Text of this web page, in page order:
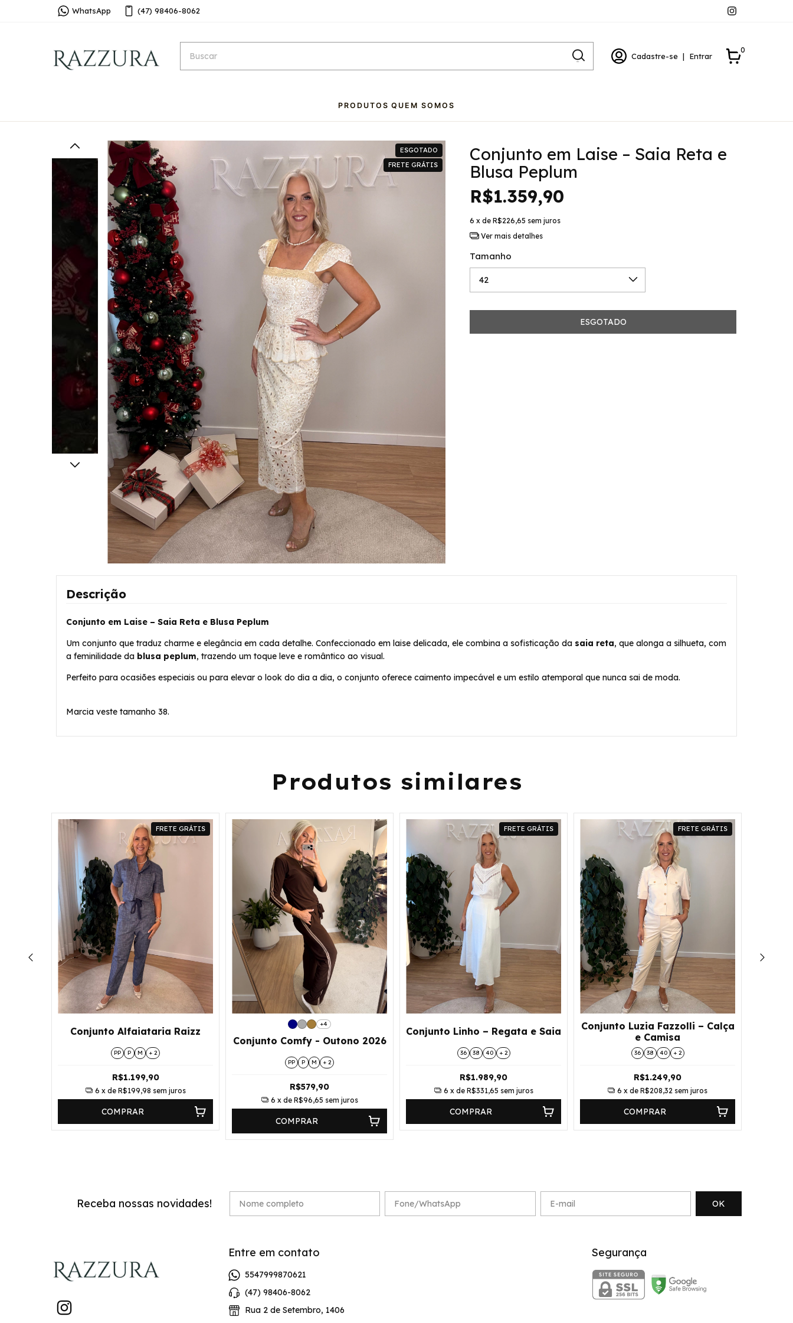
WhatsApp (47) 98406-8062
Cadastre-se | Entrar
0
PRODUTOS QUEM SOMOS
ESGOTADO
FRETE GRÁTIS
Conjunto em Laise – Saia Reta e
Blusa Peplum
R$1.359,90
6 x de R$226,65 sem juros
Ver mais detalhes
Tamanho
Descrição
Conjunto em Laise – Saia Reta e Blusa Peplum
Um conjunto que traduz charme e elegância em cada detalhe. Confeccionado em laise delicada, ele combina a sofisticação da saia reta, que alonga a silhueta, com
a feminilidade da blusa peplum, trazendo um toque leve e romântico ao visual.
Perfeito para ocasiões especiais ou para elevar o look do dia a dia, o conjunto oferece caimento impecável e um estilo atemporal que nunca sai de moda.
Marcia veste tamanho 38.
Produtos similares
FRETE GRÁTIS
Conjunto Alfaiataria Raizz
PP P M + 2
R$1.199,90
6 x de R$199,98 sem juros
COMPRAR
+4
Conjunto Comfy - Outono 2026
PP P M + 2
R$579,90
6 x de R$96,65 sem juros
COMPRAR
FRETE GRÁTIS
Conjunto Linho – Regata e Saia
36 38 40 + 2
R$1.989,90
6 x de R$331,65 sem juros
COMPRAR
FRETE GRÁTIS
Conjunto Luzia Fazzolli – Calça
e Camisa
36 38 40 + 2
R$1.249,90
6 x de R$208,32 sem juros
COMPRAR
Receba nossas novidades!
Entre em contato
5547999870621
(47) 98406-8062
Rua 2 de Setembro, 1406
Segurança